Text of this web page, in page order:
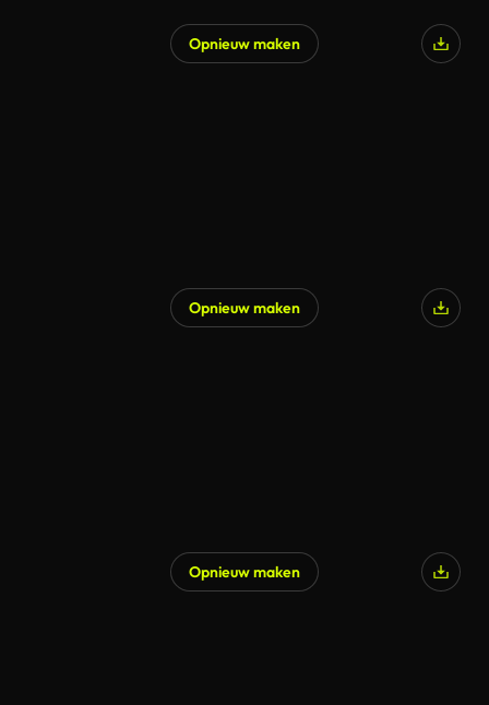
Opnieuw maken
Opnieuw maken
Opnieuw maken